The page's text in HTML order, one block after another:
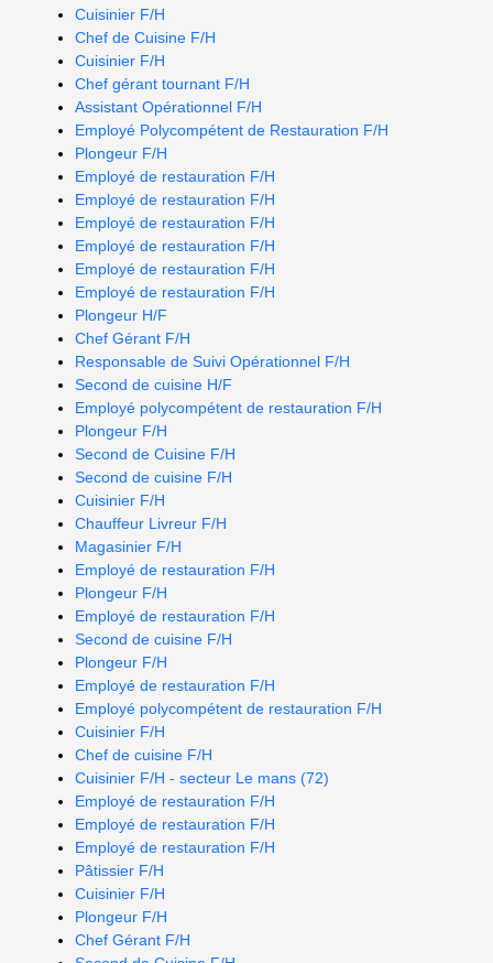
Cuisinier F/H
Chef de Cuisine F/H
Cuisinier F/H
Chef gérant tournant F/H
Assistant Opérationnel F/H
Employé Polycompétent de Restauration F/H
Plongeur F/H
Employé de restauration F/H
Employé de restauration F/H
Employé de restauration F/H
Employé de restauration F/H
Employé de restauration F/H
Employé de restauration F/H
Plongeur H/F
Chef Gérant F/H
Responsable de Suivi Opérationnel F/H
Second de cuisine H/F
Employé polycompétent de restauration F/H
Plongeur F/H
Second de Cuisine F/H
Second de cuisine F/H
Cuisinier F/H
Chauffeur Livreur F/H
Magasinier F/H
Employé de restauration F/H
Plongeur F/H
Employé de restauration F/H
Second de cuisine F/H
Plongeur F/H
Employé de restauration F/H
Employé polycompétent de restauration F/H
Cuisinier F/H
Chef de cuisine F/H
Cuisinier F/H - secteur Le mans (72)
Employé de restauration F/H
Employé de restauration F/H
Employé de restauration F/H
Pâtissier F/H
Cuisinier F/H
Plongeur F/H
Chef Gérant F/H